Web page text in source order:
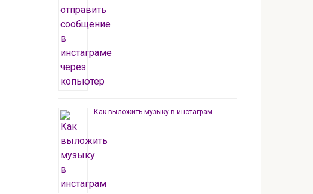
Как выложить музыку в инстаграм